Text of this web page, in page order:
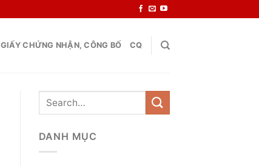
GIẤY CHỨNG NHẬN, CÔNG BỐ CQ
DANH MỤC